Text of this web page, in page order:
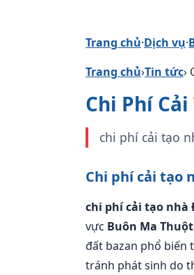
Trang chủ·Dịch vụ·
Trang chủ›Tin tức›
Chi Phí
chi phí cải tạo
Chi phí cải tạo
chi phí cải tạo nhà
vực Buôn Ma Thuột
đất bazan phổ biến
tránh phát sinh do